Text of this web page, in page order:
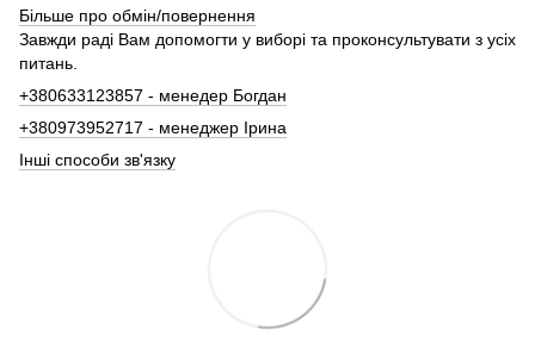
Більше про обмін/повернення
Завжди раді Вам допомогти у виборі та проконсультувати з усіх
питань.
+380633123857 - менедер Богдан
+380973952717 - менеджер Ірина
Інші способи зв'язку